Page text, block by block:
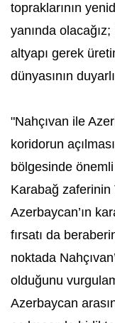
topraklarının
yanında olacağız;
altyapı gerek
dünyasının
"Nahçıvan ile
koridorun
bölgesinde
Karabağ zaferinin
Azerbaycan’ın
fırsatı da
noktada
olduğunu
Azerbaycan